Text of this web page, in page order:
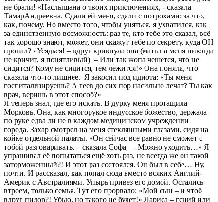
не брали! «Наслышана о твоих приключениях, - сказала
ТамарАндреевна. Сдали ей меня, сдали с потрохами: за что,
как, почему. Но вместо того, чтобы уняться, я ухватился, как
за единственную возможность: раз те, кто тебе это сказал, всё
так хорошо знают, может, они скажут тебе по секрету, куда ОН
пропал? «Усядься! – вдруг крикнула она (мать на меня никогда
не кричит, я понятливый). – Или так жопа чешется, что не
сидится? Кому не сидится, тем лежится!» Она поняла, что
сказала что-то лишнее. Я закосил под идиота: «Ты меня
госпитализируешь? А геев до сих пор насильно лечат? Ты как
врач, веришь в этот способ?»
Я теперь знал, где его искать. В дурку меня протащила
Морковь. Она, как многорукое индусское божество, держала
по руке едва ли не в каждом медицинском учреждении
города. Захар смотрел на меня стеклянными глазами, сидя на
койке отдельной палаты. «Он сейчас все равно не сможет с
тобой разговаривать, – сказала Софа, – Можно уходить…» Я
упрашивал её попытаться ещё хоть раз, не всегда же он такой
заторможенный?! И этот раз состоялся. Он был в себе… Ну,
почти. И рассказал, как попал сюда вместо всяких Англий-
Америк с Австралиями. Упырь привез его домой. Остались
втроем, только семья. Тут его прорвало: «Мой сын – и чтоб
вдруг пидор?! Убью, но такого не будет!» Лариса – гений или